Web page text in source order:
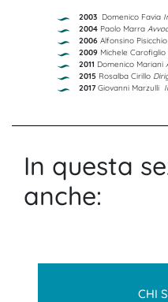
2003 Domenico Favia
2004 Paolo Marra
2006 Alfonsino Pisicchio
2009 Michele Carofiglio
2011 Domenico Mariani
2015 Rosalba Cirillo
2017Giovanni Marzulli
In questa
anche:
CHI